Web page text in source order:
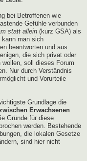
bei Betroffenen wie
Gefühle verbunden
statt allein (kurz GSA) als
kann man sich
beantworten und aus
die sich privat oder
soll dieses Forum
Nur durch Verständnis
und Vorurteile
Grundlage die
Erwachsenen
Gründe für diese
werden. Bestehende
die lokalen Gesetze
sind hier nicht